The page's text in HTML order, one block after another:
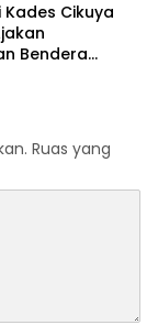
Kades Cikuya
Bendera
Ruas yang